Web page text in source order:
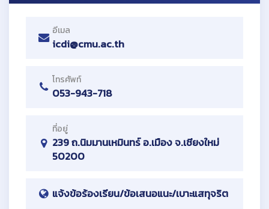
อีเมล
icdi@cmu.ac.th
โทรศัพท์
053-943-718
ที่อยู่
239 ถ.นิมมานเหมินทร์ อ.เมือง จ.เชียงใหม่
50200
แจ้งข้อร้องเรียน/ข้อเสนอแนะ/เบาะแสทุจริต